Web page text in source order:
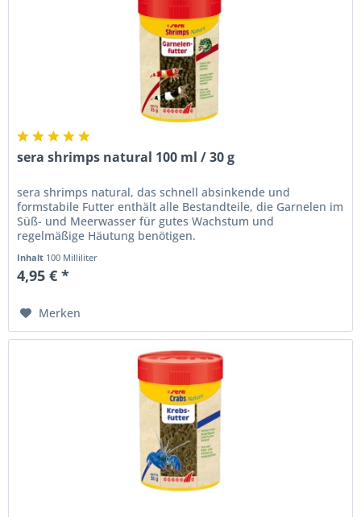
sera shrimps natural 100 ml / 30 g
sera shrimps natural, das schnell absinkende und
formstabile Futter enthält alle Bestandteile, die Garnelen im
Süß- und Meerwasser für gutes Wachstum und
regelmäßige Häutung benötigen.
Inhalt 100 Milliliter
4,95 € *
Merken